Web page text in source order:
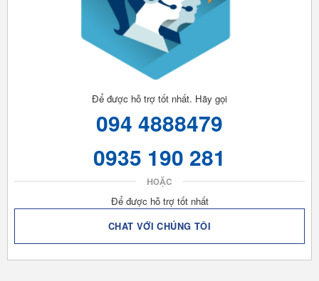
Để được hỗ trợ tốt nhất. Hãy gọi
094 4888479
0935 190 281
HOẶC
Để được hỗ trợ tốt nhất
CHAT VỚI CHÚNG TÔI